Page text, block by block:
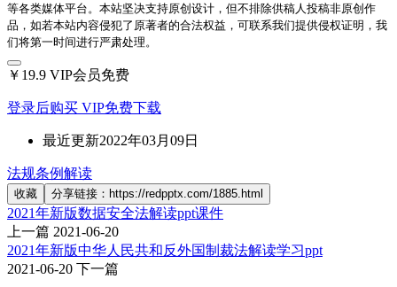
等各类媒体平台。本站坚决支持原创设计，但不排除供稿人投稿非原创作
品，如若本站内容侵犯了原著者的合法权益，可联系我们提供侵权证明，我
们将第一时间进行严肃处理。
￥19.9 VIP会员免费
登录后购买 VIP免费下载
最近更新2022年03月09日
法规条例解读
收藏 分享链接：https://redpptx.com/1885.html
2021年新版数据安全法解读ppt课件
上一篇 2021-06-20
2021年新版中华人民共和反外国制裁法解读学习ppt
2021-06-20 下一篇